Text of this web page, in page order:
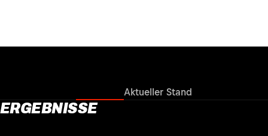
Aktueller Stand
ERGEBNISSE